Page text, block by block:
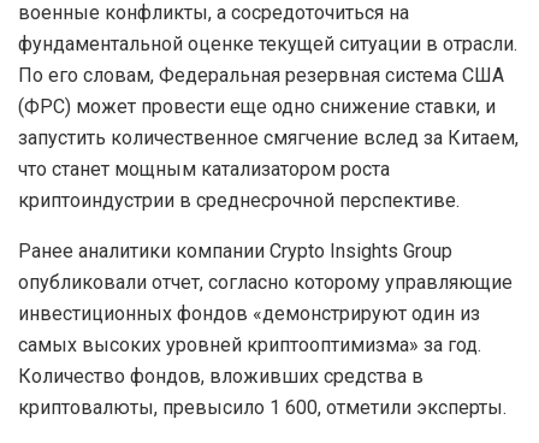
военные конфликты, а сосредоточиться на
фундаментальной оценке текущей ситуации в отрасли.
По его словам, Федеральная резервная система США
(ФРС) может провести еще одно снижение ставки, и
запустить количественное смягчение вслед за Китаем,
что станет мощным катализатором роста
криптоиндустрии в среднесрочной перспективе.
Ранее аналитики компании Crypto Insights Group
опубликовали отчет, согласно которому управляющие
инвестиционных фондов «демонстрируют один из
самых высоких уровней криптооптимизма» за год.
Количество фондов, вложивших средства в
криптовалюты, превысило 1 600, отметили эксперты.